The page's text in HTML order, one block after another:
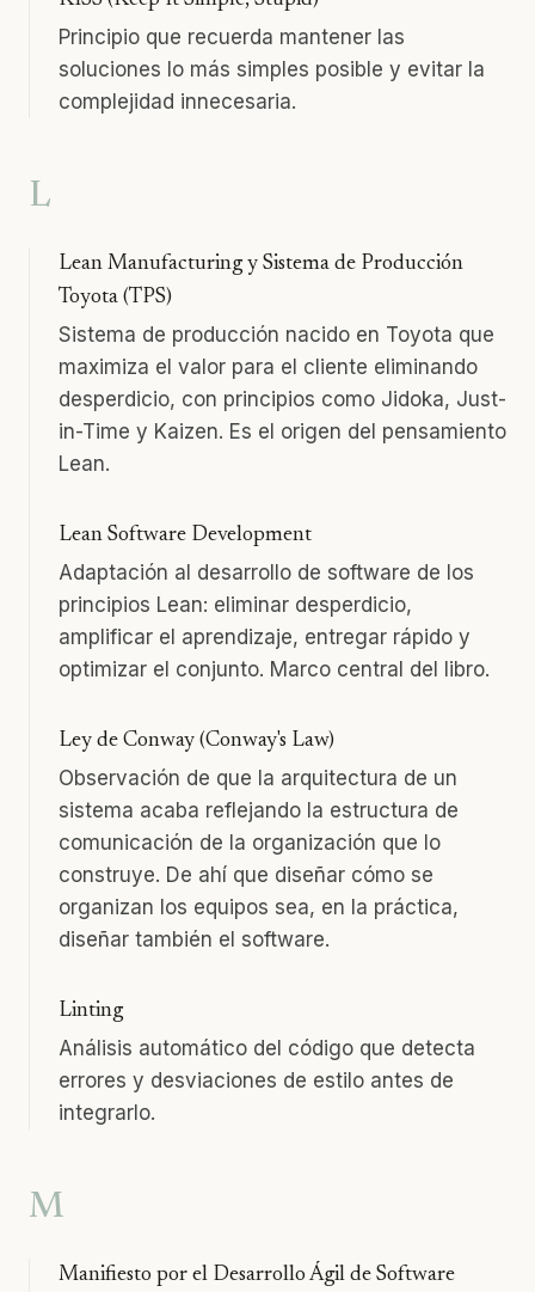
Principio que recuerda mantener las
soluciones lo más simples posible y evitar la
complejidad innecesaria.
L
Lean Manufacturing y Sistema de Producción
Toyota (TPS)
Sistema de producción nacido en Toyota que
maximiza el valor para el cliente eliminando
desperdicio, con principios como Jidoka, Just-
in-Time y Kaizen. Es el origen del pensamiento
Lean.
Lean Software Development
Adaptación al desarrollo de software de los
principios Lean: eliminar desperdicio,
amplificar el aprendizaje, entregar rápido y
optimizar el conjunto. Marco central del libro.
Ley de Conway (Conway's Law)
Observación de que la arquitectura de un
sistema acaba reflejando la estructura de
comunicación de la organización que lo
construye. De ahí que diseñar cómo se
organizan los equipos sea, en la práctica,
diseñar también el software.
Linting
Análisis automático del código que detecta
errores y desviaciones de estilo antes de
integrarlo.
M
Manifiesto por el Desarrollo Ágil de Software